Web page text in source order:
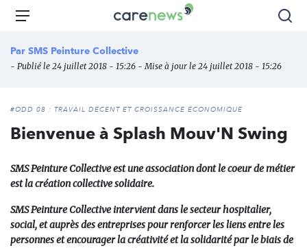
Aller
principal
Carenews,
média
des
l'engagement
Menu
Par SMS Peinture Collective
- Publié le 24 juillet 2018 - 15:26 - Mise à jour le 24 juillet 2018 - 15:26
#ODD 08 : TRAVAIL DÉCENT ET CROISSANCE ÉCONOMIQUE
Bienvenue à Splash Mouv'N Swing
SMS Peinture Collective est une association dont le coeur de métier
est la création collective solidaire.
SMS Peinture Collective intervient dans le secteur hospitalier,
social, et auprès des entreprises pour renforcer les liens entre les
personnes et encourager la créativité et la solidarité par le biais de